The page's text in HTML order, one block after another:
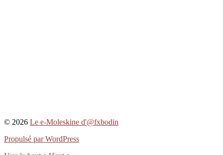
© 2026 Le e-Moleskine d'@fxbodin
Propulsé par WordPress